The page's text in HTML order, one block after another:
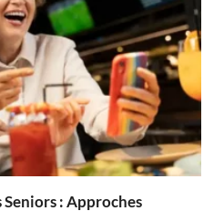
: Approches